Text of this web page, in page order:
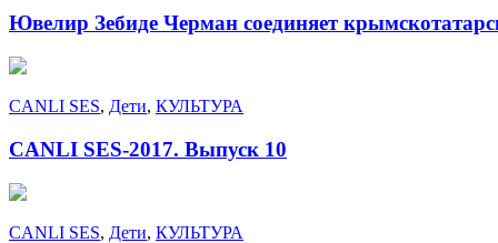
Ювелир Зебиде Черман соединяет
CANLI SES, Дети, КУЛЬТУРА
CANLI SES-2017. Выпуск 10
CANLI SES, Дети, КУЛЬТУРА